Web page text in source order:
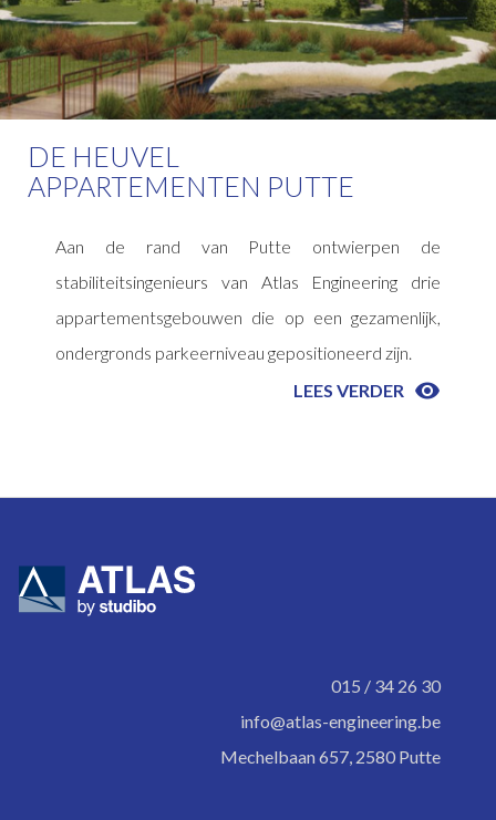
DE HEUVEL
APPARTEMENTEN PUTTE
Aan de rand van Putte ontwierpen de
stabiliteitsingenieurs van Atlas Engineering drie
appartementsgebouwen die op een gezamenlijk,
ondergronds parkeerniveau gepositioneerd zijn.
LEES VERDER 
015 / 34 26 30
info@atlas-engineering.be
Mechelbaan 657, 2580 Putte